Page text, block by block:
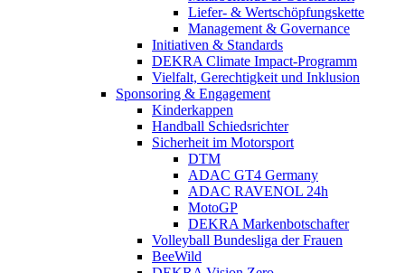
Liefer- & Wertschöpfungskette
Management & Governance
Initiativen & Standards
DEKRA Climate Impact-Programm
Vielfalt, Gerechtigkeit und Inklusion​
Sponsoring & Engagement
Kinderkappen
Handball Schiedsrichter
Sicherheit im Motorsport
DTM
ADAC GT4 Germany
ADAC RAVENOL 24h
MotoGP
DEKRA Markenbotschafter
Volleyball Bundesliga der Frauen
BeeWild